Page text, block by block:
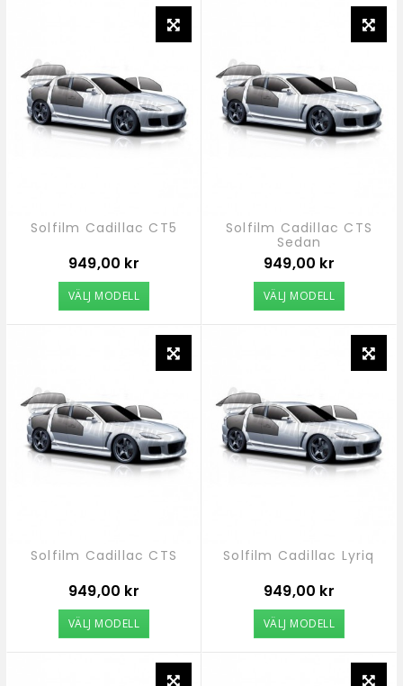
Solfilm Cadillac CT5
Pris
949,00 kr
VÄLJ MODELL
Solfilm Cadillac CTS
Sedan
Pris
949,00 kr
VÄLJ MODELL
Solfilm Cadillac CTS
Pris
949,00 kr
VÄLJ MODELL
Solfilm Cadillac Lyriq
Pris
949,00 kr
VÄLJ MODELL